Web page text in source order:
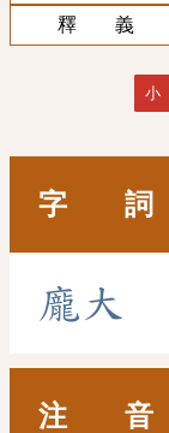
釋 義
小
字 詞
龐 大
注 音